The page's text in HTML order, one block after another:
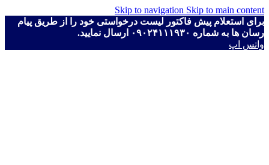
Skip to navigation Skip to main content
برای استعلام پیش فاکتور لیست درخواستی خود را از طریق پیام
رسان ها به شماره ۰۹۰۲۴۱۱۱۹۳۰ ارسال نمایید.
واتس اپ